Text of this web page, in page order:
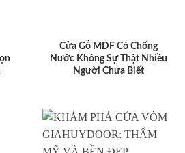
Cửa Gỗ MDF Có Chống
Nước Không Sự Thật Nhiều
Người Chưa Biết